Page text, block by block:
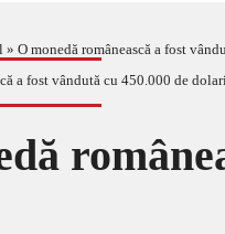
» O monedă românească a fost